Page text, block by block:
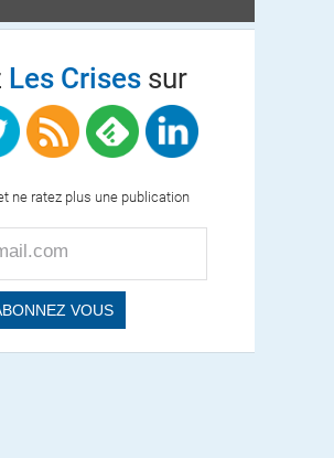
Les Crisessur
ne ratez plus une publication